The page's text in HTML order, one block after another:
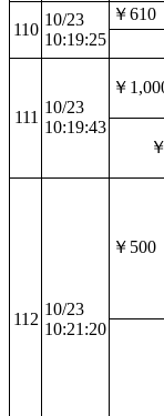
110
10/23
10:19:25
￥610
111
10/23
10:19:43
￥
112
10/23
10:21:20
￥500